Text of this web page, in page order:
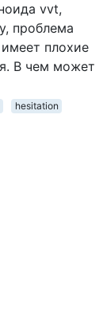
vvt,
проблема
плохие
В чем может
hesitation